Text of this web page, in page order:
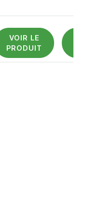
VOIR LE
PRODUIT